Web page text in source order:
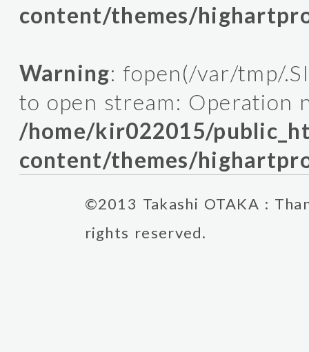
content/themes/
Warning: fopen(/var/tmp/
to open stream: Operation
/home/kir022015/
content/themes/
©2013 Takashi OTAKA :
rights reserved.